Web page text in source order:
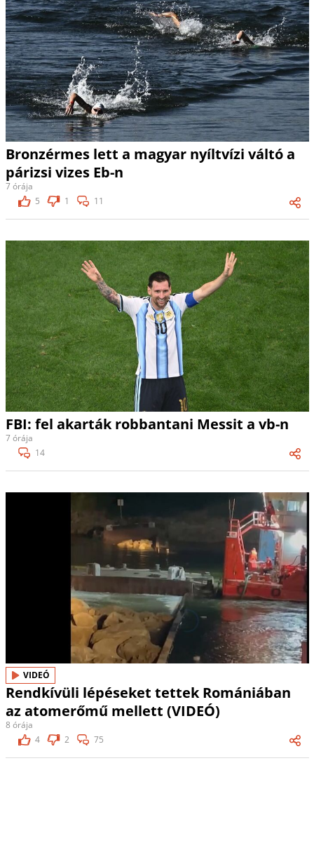
Bronzérmes lett a magyar nyíltvízi váltó a
párizsi vizes Eb-n
7 órája
5
1 11
FBI: fel akarták robbantani Messit a vb-n
7 órája
14
VIDEÓ
Rendkívüli lépéseket tettek Romániában
az atomerőmű mellett (VIDEÓ)
8 órája
4
2 75